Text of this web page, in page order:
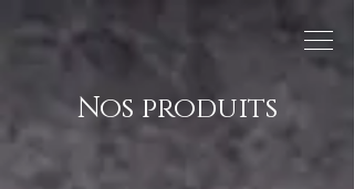
Nos produits